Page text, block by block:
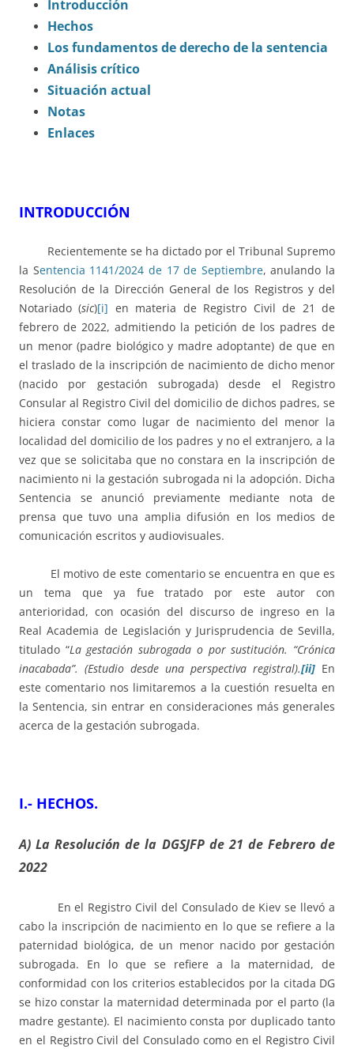
Introducción
Hechos
Los fundamentos de derecho de la sentencia
Análisis crítico
Situación actual
Notas
Enlaces
INTRODUCCIÓN
Recientemente se ha dictado por el Tribunal Supremo
la Sentencia 1141/2024 de 17 de Septiembre, anulando la
Resolución de la Dirección General de los Registros y del
Notariado (sic)[i] en materia de Registro Civil de 21 de
febrero de 2022, admitiendo la petición de los padres de
un menor (padre biológico y madre adoptante) de que en
el traslado de la inscripción de nacimiento de dicho menor
(nacido por gestación subrogada) desde el Registro
Consular al Registro Civil del domicilio de dichos padres, se
hiciera constar como lugar de nacimiento del menor la
localidad del domicilio de los padres y no el extranjero, a la
vez que se solicitaba que no constara en la inscripción de
nacimiento ni la gestación subrogada ni la adopción. Dicha
Sentencia se anunció previamente mediante nota de
prensa que tuvo una amplia difusión en los medios de
comunicación escritos y audiovisuales.
El motivo de este comentario se encuentra en que es
un tema que ya fue tratado por este autor con
anterioridad, con ocasión del discurso de ingreso en la
Real Academia de Legislación y Jurisprudencia de Sevilla,
titulado “La gestación subrogada o por sustitución. “Crónica
inacabada”. (Estudio desde una perspectiva registral).[ii] En
este comentario nos limitaremos a la cuestión resuelta en
la Sentencia, sin entrar en consideraciones más generales
acerca de la gestación subrogada.
I.- HECHOS.
A) La Resolución de la DGSJFP de 21 de Febrero de
2022
En el Registro Civil del Consulado de Kiev se llevó a
cabo la inscripción de nacimiento en lo que se refiere a la
paternidad biológica, de un menor nacido por gestación
subrogada. En lo que se refiere a la maternidad, de
conformidad con los criterios establecidos por la citada DG
se hizo constar la maternidad determinada por el parto (la
madre gestante). El nacimiento consta por duplicado tanto
en el Registro Civil del Consulado como en el Registro Civil